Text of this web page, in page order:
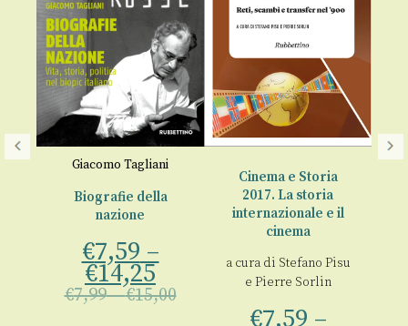
Giacomo Tagliani
Biografie della
nazione
€7,59 –
€14,25
€7,99–€15,00
Cinema e Storia
2017. La storia
internazionale e il
cinema
a cura di Stefano Pisu
e Pierre Sorlin
€7,59 –